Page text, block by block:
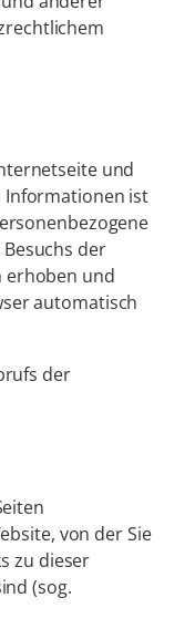
und
ist
der
erhoben und
automatisch
der
von der Sie
zu dieser
(sog.